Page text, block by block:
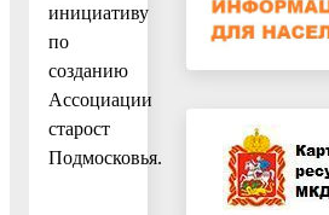
инициативу
по
созданию
Ассоциации
старост
Подмосковья.